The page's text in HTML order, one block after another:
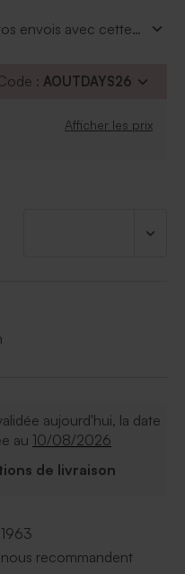
envois avec cette
: AOUTDAYS26
Afficher les prix
aujourd'hui, la date
au 10/08/2026
de livraison
recommandent